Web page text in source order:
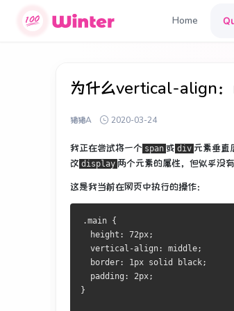
Home
为什么vertical-align：
猪猪A 2020-03-24
我正在尝试将一个 span 或 div 元素垂直
改 display 两个元素的属性，但似乎没
这是我当前在网页中执行的操作：
.main {
  height: 72px;
  vertical-align: middle;
  border: 1px solid black;
  padding: 2px;
}